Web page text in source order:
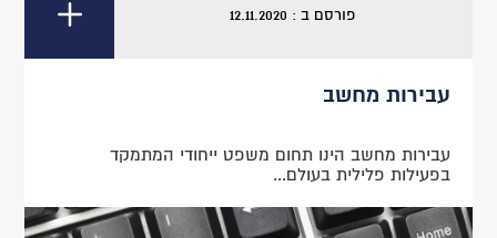
פורסם ב : 12.11.2020
עבירות מחשב
עבירות מחשב הינו תחום משפט ייחודי המתמקד
בפעילות פלילית בעולם...